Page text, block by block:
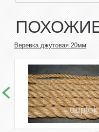
Веревка джутовая 20мм